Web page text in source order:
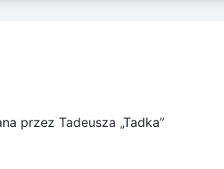
przez Tadeusza „Tadka”